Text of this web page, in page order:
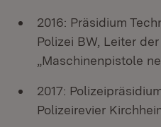
2016: Präsidium
Polizei BW, Leiter
„Maschinenpistole
2017:
Polizeirevier